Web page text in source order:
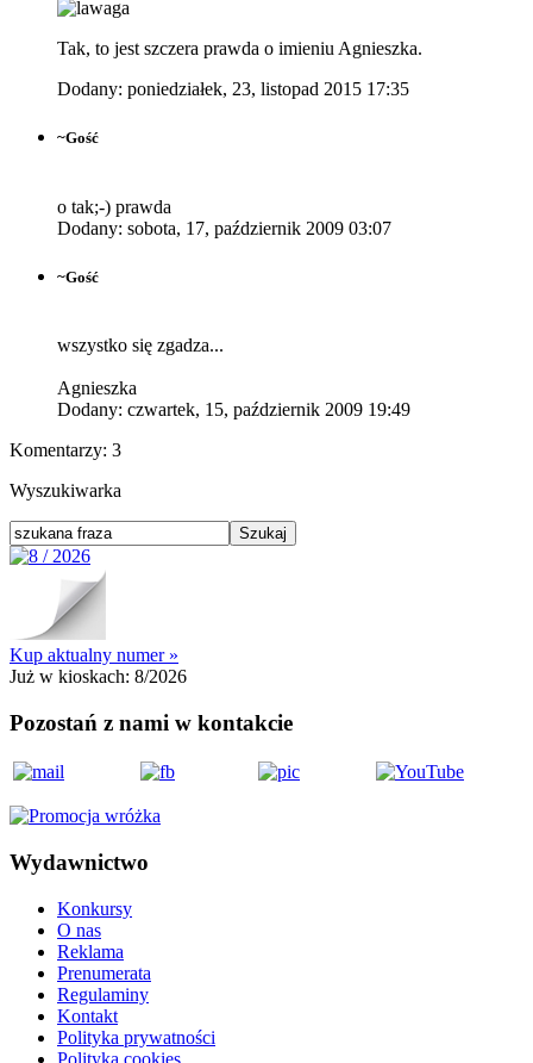
Tak, to jest szczera prawda o imieniu Agnieszka.
Dodany: poniedziałek, 23, listopad 2015 17:35
~Gość
o tak;-) prawda
Dodany: sobota, 17, październik 2009 03:07
~Gość
wszystko się zgadza...
Agnieszka
Dodany: czwartek, 15, październik 2009 19:49
Komentarzy: 3
Wyszukiwarka
Kup aktualny numer »
Już w kioskach: 8/2026
Pozostań z nami w kontakcie
Wydawnictwo
Konkursy
O nas
Reklama
Prenumerata
Regulaminy
Kontakt
Polityka prywatności
Polityka cookies